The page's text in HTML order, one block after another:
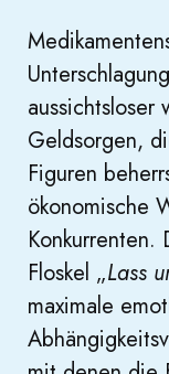
Geldsorgen,
Figuren
ökonomische
Floskel „Lass
maximale